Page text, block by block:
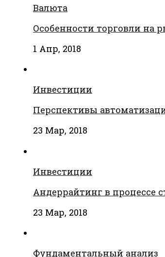
Валюта
Особенности торговли на
1 Апр, 2018
Инвестиции
Перспективы
23 Мар, 2018
Инвестиции
Андеррайтинг в процессе
23 Мар, 2018
Фундаментальный анализ